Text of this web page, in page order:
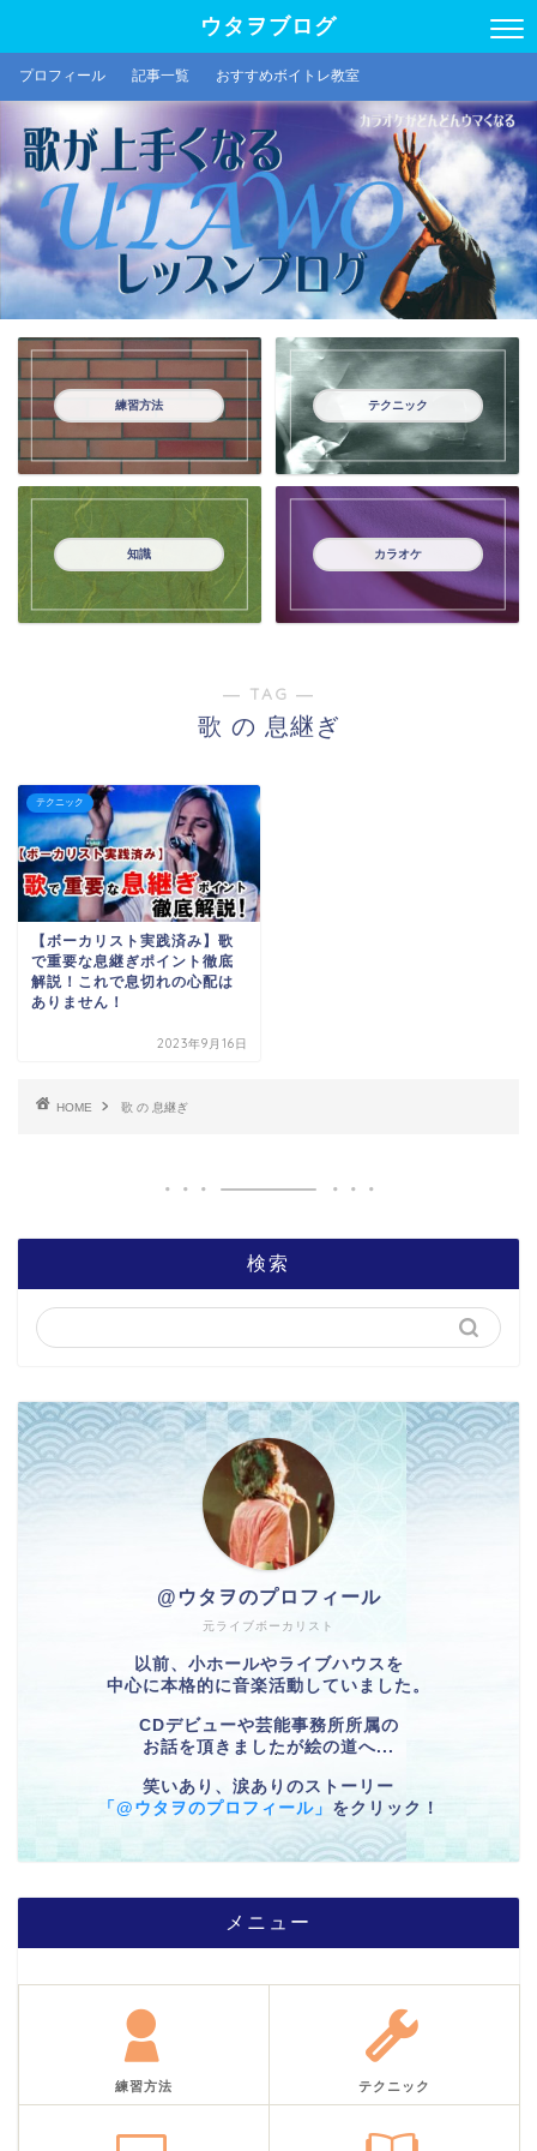
ウタヲブログ
プロフィール 記事一覧 おすすめボイトレ教室
練習方法 テクニック
知識 カラオケ
― TAG ―
歌 の 息継ぎ
テクニック
【ボーカリスト実践済み】歌
で重要な息継ぎポイント徹底
解説！これで息切れの心配は
ありません！
2023年9月16日
HOME 歌 の 息継ぎ
検索
元ライブボーカリスト
@ウタヲのプロフィール
以前、小ホールやライブハウスを
中心に本格的に音楽活動していました。
CDデビューや芸能事務所所属の
お話を頂きましたが絵の道へ...
笑いあり、涙ありのストーリー
「@ウタヲのプロフィール」 をクリック！
メニュー
練習方法 テクニック